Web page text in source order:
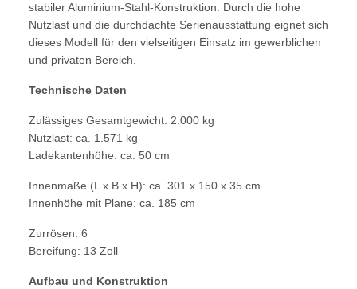
stabiler Aluminium-Stahl-Konstruktion. Durch die hohe
Nutzlast und die durchdachte Serienausstattung eignet sich
dieses Modell für den vielseitigen Einsatz im gewerblichen
und privaten Bereich.
Technische Daten
Zulässiges Gesamtgewicht: 2.000 kg
Nutzlast: ca. 1.571 kg
Ladekantenhöhe: ca. 50 cm
Innenmaße (L x B x H): ca. 301 x 150 x 35 cm
Innenhöhe mit Plane: ca. 185 cm
Zurrösen: 6
Bereifung: 13 Zoll
Aufbau und Konstruktion